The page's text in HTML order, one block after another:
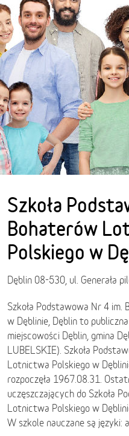
Szkoła
Bohaterów
Polskiego w
Dęblin 08-530, ul. Generała
Szkoła Podstawowa Nr 4
w Dęblinie, Dęblin to
miejscowości Dęblin, gmina
LUBELSKIE). Szkoła
Lotnictwa Polskiego w
rozpoczęła 1967.08.31.
uczęszczających do Szkoła
Lotnictwa Polskiego w
W szkole nauczane są języki: